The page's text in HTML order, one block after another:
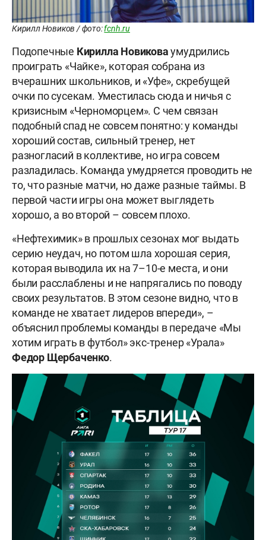
Кирилл Новиков / фото:fcnh.ru
Подопечные Кирилла Новиковаумудрились
проиграть «Чайке», которая собрана из
вчерашних школьников, и «Уфе», скребущей
очки по сусекам. Уместилась сюда и ничья с
кризисным «Черноморцем». С чем связан
подобный спад не совсем понятно: у команды
хороший состав, сильный тренер, нет
разногласий в коллективе, но игра совсем
разладилась. Команда умудряется проводить не
то, что разные матчи, но даже разные таймы. В
первой части игры она может выглядеть
хорошо, а во второй – совсем плохо.
«Нефтехимик» в прошлых сезонах мог выдать
серию неудач, но потом шла хорошая серия,
которая выводила их на 7–10-е места, и они
были расслаблены и не напрягались по поводу
своих результатов. В этом сезоне видно, что в
команде не хватает лидеров впереди», –
объяснил проблемы команды в передаче «Мы
хотим играть в футбол» экс-тренер «Урала»
Федор Щербаченко.